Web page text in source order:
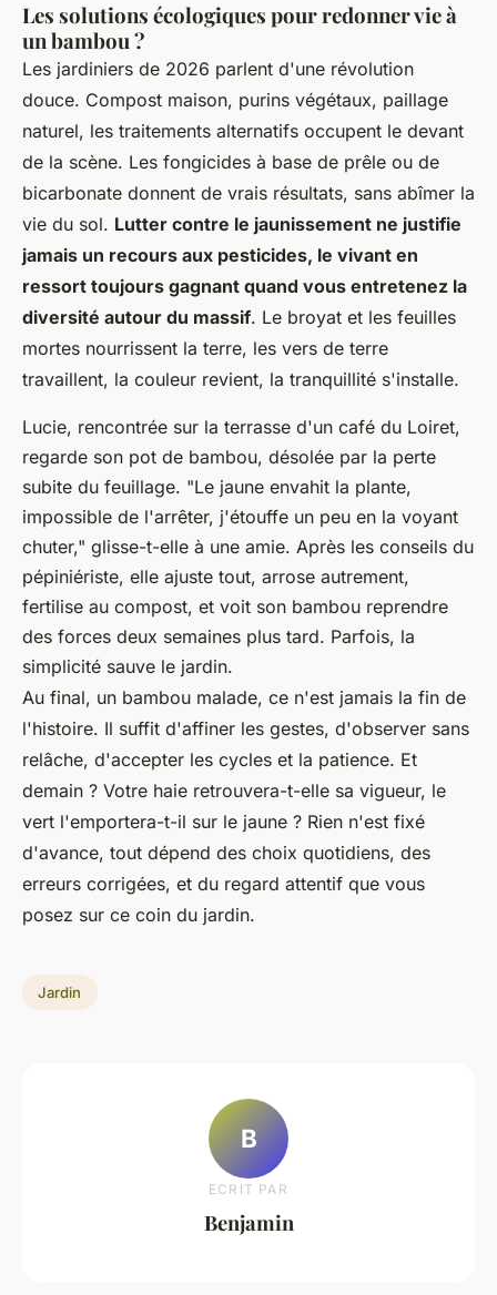
Les solutions écologiques pour redonner vie à
un bambou ?
Les jardiniers de 2026 parlent d'une révolution
douce. Compost maison, purins végétaux, paillage
naturel, les traitements alternatifs occupent le devant
de la scène. Les fongicides à base de prêle ou de
bicarbonate donnent de vrais résultats, sans abîmer la
vie du sol. Lutter contre le jaunissement ne justifie
jamais un recours aux pesticides, le vivant en
ressort toujours gagnant quand vous entretenez la
diversité autour du massif. Le broyat et les feuilles
mortes nourrissent la terre, les vers de terre
travaillent, la couleur revient, la tranquillité s'installe.
Lucie, rencontrée sur la terrasse d'un café du Loiret,
regarde son pot de bambou, désolée par la perte
subite du feuillage. "Le jaune envahit la plante,
impossible de l'arrêter, j'étouffe un peu en la voyant
chuter," glisse-t-elle à une amie. Après les conseils du
pépiniériste, elle ajuste tout, arrose autrement,
fertilise au compost, et voit son bambou reprendre
des forces deux semaines plus tard. Parfois, la
simplicité sauve le jardin.
Au final, un bambou malade, ce n'est jamais la fin de
l'histoire. Il suffit d'affiner les gestes, d'observer sans
relâche, d'accepter les cycles et la patience. Et
demain ? Votre haie retrouvera-t-elle sa vigueur, le
vert l'emportera-t-il sur le jaune ? Rien n'est fixé
d'avance, tout dépend des choix quotidiens, des
erreurs corrigées, et du regard attentif que vous
posez sur ce coin du jardin.
Jardin
B
ECRIT PAR
Benjamin